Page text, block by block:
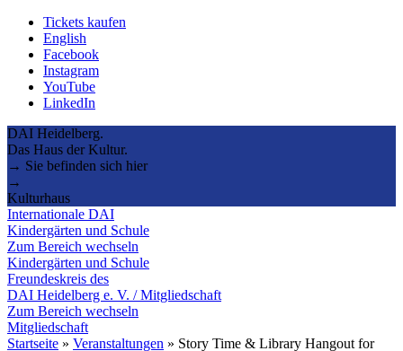
Tickets kaufen
English
Facebook
Instagram
YouTube
LinkedIn
DAI Heidelberg.
Das Haus der Kultur.
→ Sie befinden sich hier
→
Kulturhaus
Internationale DAI
Kindergärten und Schule
Zum Bereich wechseln
Kindergärten und Schule
Freundeskreis des
DAI Heidelberg e. V. / Mitgliedschaft
Zum Bereich wechseln
Mitgliedschaft
Startseite » Veranstaltungen » Story Time & Library Hangout for